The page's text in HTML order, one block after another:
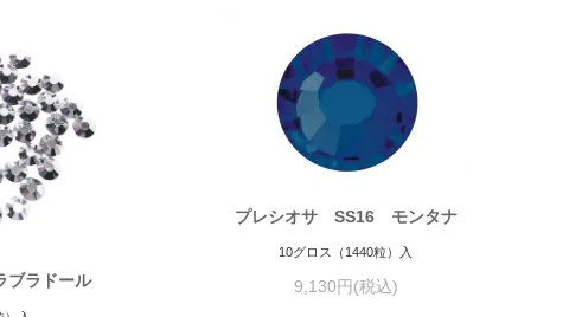
ラドール
プレシオサ SS16 モンタナ
10グロス（1440粒）入
9,130円(税込)